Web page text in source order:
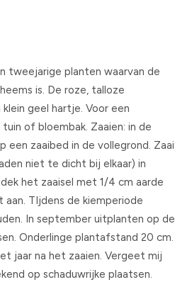
tweejarige planten waarvan de
is. De roze, talloze
geel hartje. Voor een
of bloembak. Zaaien: in de
een zaaibed in de vollegrond. Zaai
niet te dicht bij elkaar) in
het zaaisel met 1/4 cm aarde
TIjdens de kiemperiode
In september uitplanten op de
Onderlinge plantafstand 20 cm.
jaar na het zaaien. Vergeet mij
op schaduwrijke plaatsen.